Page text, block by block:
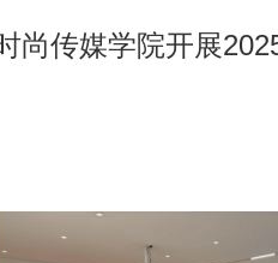
尚传媒学院开展
击进入搜索或按ESC关闭